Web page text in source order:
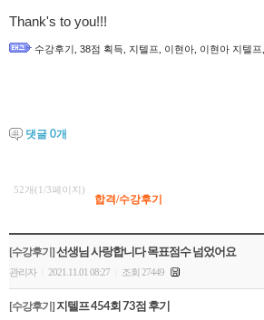
Thank's to you!!!
수강후기 38점 획득 지텔프 이현아 이현아 지텔프
댓글 0개
합격/수강후기
52개(1/3페이지)
[수강후기] 선생님 사랑합니다 목표점수 넘었어요
관리자 2021.11.01 08:27 조회 27449
[수강후기] 지텔프 454회 73점 후기